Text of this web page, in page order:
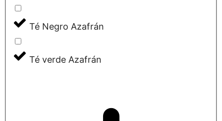
Té Negro Azafrán
Té verde Azafrán